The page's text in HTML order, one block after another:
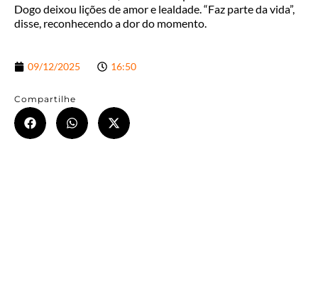
Dogo deixou lições de amor e lealdade. “Faz parte da vida”,
disse, reconhecendo a dor do momento.
09/12/2025 16:50
Compartilhe